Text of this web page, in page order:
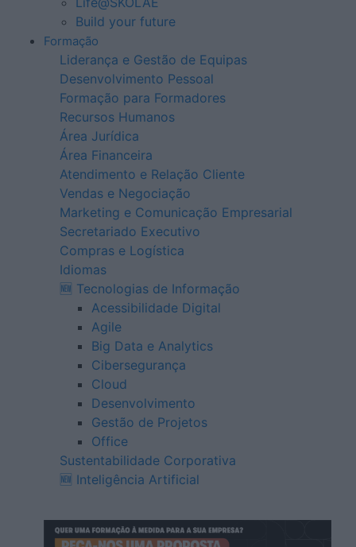
Build your future
Formação
Liderança e Gestão de Equipas
Desenvolvimento Pessoal
Formação para Formadores
Recursos Humanos
Área Jurídica
Área Financeira
Atendimento e Relação Cliente
Vendas e Negociação
Marketing e Comunicação Empresarial
Secretariado Executivo
Compras e Logística
Idiomas
🆕 Tecnologias de Informação
Acessibilidade Digital
Agile
Big Data e Analytics
Cibersegurança
Cloud
Desenvolvimento
Gestão de Projetos
Office
Sustentabilidade Corporativa
🆕 Inteligência Artificial